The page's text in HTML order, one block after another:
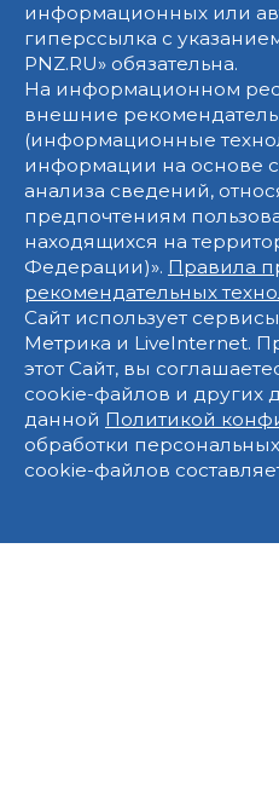
информационных или
гиперссылка с
PNZ.RU» обязательна.
На информационном
внешние
(информационные
информации на основе
анализа сведений,
предпочтениям
находящихся на
Федерации)». Правила
рекомендательных
Сайт использует
Метрика и LiveInternet.
этот Сайт, вы
cookie-файлов и других
данной Политикой
обработки
cookie-файлов